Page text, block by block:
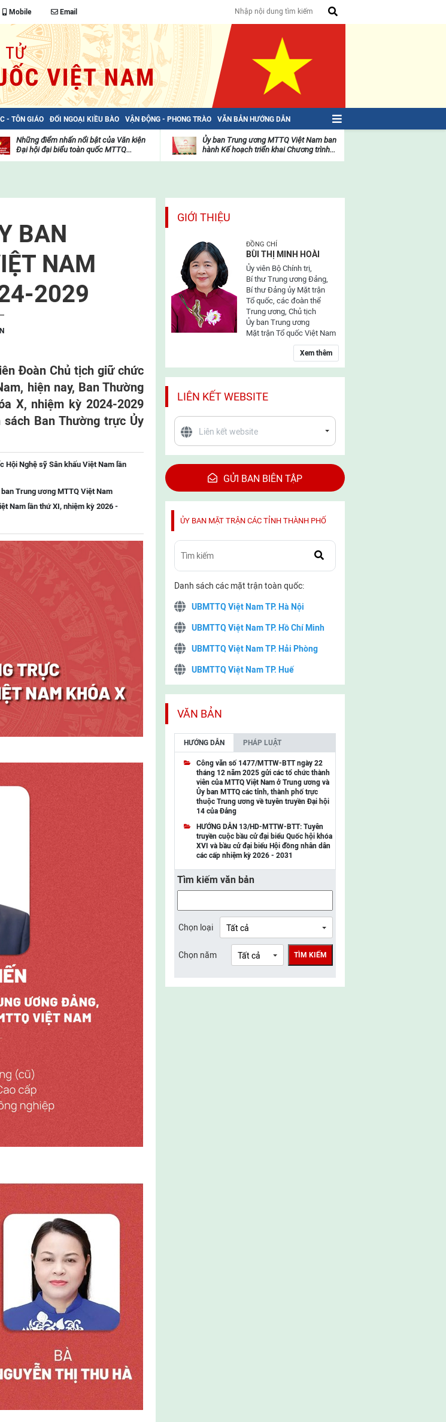
Mobile Email
- TÔN GIÁO ĐỐI NGOẠI KIỀU BÀO VẬN ĐỘNG - PHONG TRÀO VĂN BẢN HƯỚNG DẪN
Những điểm nhấn nổi bật của Văn kiện
Đại hội đại biểu toàn quốc MTTQ...
mặt
trận
Ủy ban Trung ương MTTQ Việt Nam ban
hành Kế hoạch triển khai Chương trình...
BAN
NAM
2029
Đoàn Chủ tịch giữ chức
hiện nay, Ban Thường
X, nhiệm kỳ 2024-2029
Ban Thường trực Ủy
Hội Nghệ sỹ Sân khấu Việt Nam lần
Trung ương MTTQ Việt Nam
Nam lần thứ XI, nhiệm kỳ 2026 -
GIỚI THIỆU
ĐỒNG CHÍ
BÙI THỊ MINH HOÀI
Ủy viên Bộ Chính trị,
Bí thư Trung ương Đảng,
Bí thư Đảng ủy Mặt trận
Tổ quốc, các đoàn thể
Trung ương, Chủ tịch
Ủy ban Trung ương
Mặt trận Tổ quốc Việt Nam
Xem thêm
LIÊN KẾT WEBSITE
GỬI BAN BIÊN TẬP
ỦY BAN MẶT TRẬN CÁC TỈNH THÀNH PHỐ
Danh sách các mặt trận toàn quốc:
UBMTTQ Việt Nam TP. Hà Nội
UBMTTQ Việt Nam TP. Hồ Chí Minh
UBMTTQ Việt Nam TP. Hải Phòng
UBMTTQ Việt Nam TP. Huế
UBMTTQ Việt Nam TP. Cần Thơ
UBMTTQ Việt Nam tỉnh Quảng Ninh
UBMTTQ Việt Nam tỉnh Cao Bằng
UBMTTQ Việt Nam tỉnh Lạng Sơn
UBMTTQ Việt Nam tỉnh Lai Châu
UBMTTQ Việt Nam tỉnh Điện Biên
UBMTTQ Việt Nam tỉnh Sơn La
UBMTTQ Việt Nam tỉnh Thanh Hóa
UBMTTQ Việt Nam tỉnh Nghệ An
UBMTTQ Việt Nam tỉnh Lào Cai
UBMTTQ Việt Nam tỉnh Thái Nguyên
VĂN BẢN
HƯỚNG DẪN PHÁP LUẬT
Công văn số 1477/MTTW-BTT ngày 22
tháng 12 năm 2025 gửi các tổ chức thành
viên của MTTQ Việt Nam ở Trung ương và
Ủy ban MTTQ các tỉnh, thành phố trực
thuộc Trung ương về tuyên truyền Đại hội
14 của Đảng
HƯỚNG DẪN 13/HD-MTTW-BTT: Tuyên
truyền cuộc bầu cử đại biểu Quốc hội khóa
XVI và bầu cử đại biểu Hội đồng nhân dân
các cấp nhiệm kỳ 2026 - 2031
Tìm kiếm văn bản
Chọn loại
Chọn năm TÌM KIẾM